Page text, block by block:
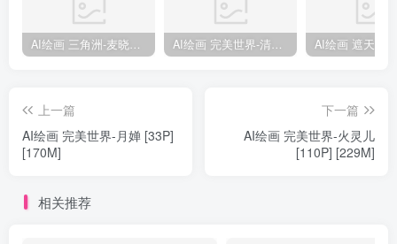
AI绘画 三角洲-麦晓雯 [15P] [57M] AI绘画 完美世界-清漪 [86P] [1173M]
上一篇
AI绘画 完美世界-月婵 [33P]
[170M]
下一篇
AI绘画 完美世界-火灵儿
[110P] [229M]
相关推荐